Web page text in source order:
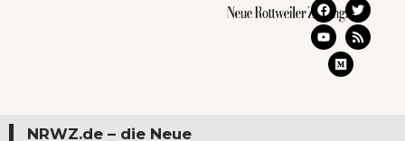
NRWZ.de – die Neue